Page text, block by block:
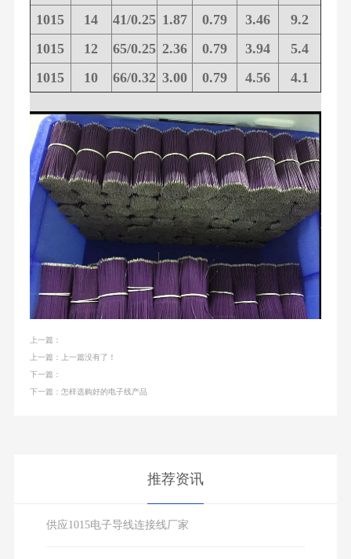
1015
14 41/0.25 1.87 0.79 3.46
9.2
1015
12 65/0.25 2.36 0.79 3.94
5.4
1015
10 66/0.32 3.00 0.79 4.56 4.1
上一篇：
上一篇：上一篇没有了！
下一篇：
下一篇：怎样选购好的电子线产品
推荐资讯
供应1015电子导线连接线厂家